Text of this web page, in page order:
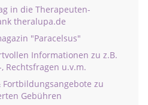
in die Therapeuten-
theralupa.de
"Paracelsus"
Informationen zu z.B.
Rechtsfragen u.v.m.
Fortbildungsangebote zu
Gebühren